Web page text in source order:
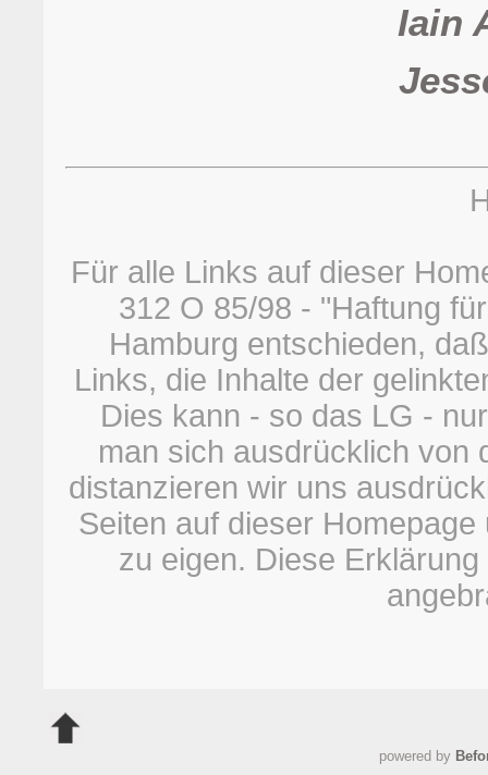
Iain
Für alle Links auf dieser
312 O 85/98 - "Haftung
Hamburg entschieden,
Links, die Inhalte der
Dies kann - so das LG -
man sich ausdrücklich von
distanzieren wir uns
Seiten auf dieser
zu eigen. Diese
powered by